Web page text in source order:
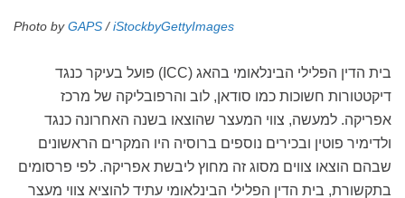
Photo byGAPS /iStockbyGettyImages
בית הדין הפלילי הבינלאומי בהאג (ICC ) פועל בעיקר כנגד
דיקטטורות חשוכות כמו סודאן, לוב והרפובליקה של מרכז
אפריקה. למעשה, צווי המעצר שהוצאו בשנה האחרונה כנגד
ולדימיר פוטין ובכירים נוספים ברוסיה היו המקרים הראשונים
שבהם הוצאו צווים מסוג זה מחוץ ליבשת אפריקה. לפי פרסומים
בתקשורת, בית הדין הפלילי הבינלאומי עתיד להוציא צווי מעצר